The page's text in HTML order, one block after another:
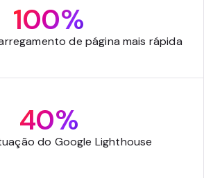
100%
de página mais rápida
40%
do Google Lighthouse